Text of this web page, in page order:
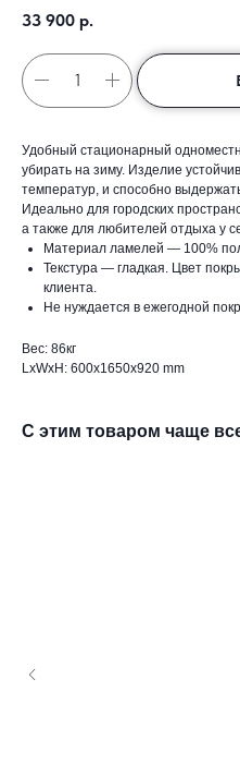
33 900 р.
Удобный стационарный
убирать на зиму. Изделие
температур, и способно
Идеально для городских
а также для любителей отдыха у
Материал ламелей — 100%
Текстура — гладкая. Цвет
клиента.
Не нуждается в ежегодной
Вес: 86кг
LxWxH: 600x1650x920 mm
С этим товаром чаще